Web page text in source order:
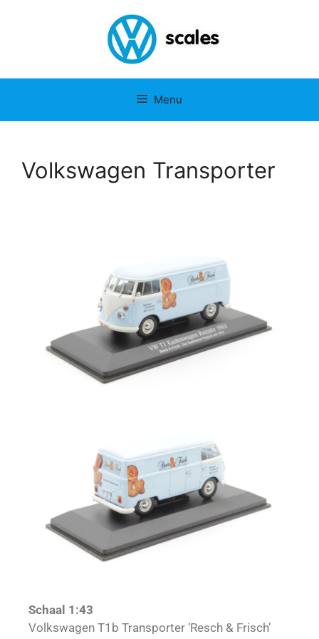
Menu
Volkswagen Transporter
Schaal 1:43
Volkswagen T1b Transporter ‘Resch & Frisch’